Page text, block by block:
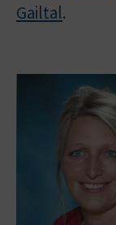
Gailtal.